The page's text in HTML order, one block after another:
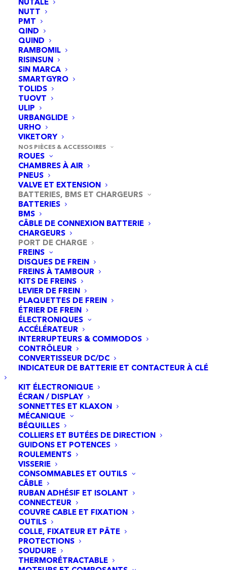
NUTT
PMT
QIND
QUIND
RAMBOMIL
RISINSUN
SIN MARCA
SMARTGYRO
TOLIDS
TUOVT
ULIP
URBANGLIDE
URHO
VIKETORY
NOS PIÈCES & ACCESSOIRES
ROUES
CHAMBRES À AIR
PNEUS
VALVE ET EXTENSION
BATTERIES, BMS ET CHARGEURS
BATTERIES
BMS
CÂBLE DE CONNEXION BATTERIE
CHARGEURS
PORT DE CHARGE
FREINS
DISQUES DE FREIN
FREINS À TAMBOUR
KITS DE FREINS
LEVIER DE FREIN
PLAQUETTES DE FREIN
ÉTRIER DE FREIN
ÉLECTRONIQUES
ACCÉLÉRATEUR
INTERRUPTEURS & COMMODOS
CONTRÔLEUR
CONVERTISSEUR DC/DC
INDICATEUR DE BATTERIE ET CONTACTEUR À CLÉ
KIT ÉLECTRONIQUE
ÉCRAN / DISPLAY
SONNETTES ET KLAXON
MÉCANIQUE
BÉQUILLES
COLLIERS ET BUTÉES DE DIRECTION
GUIDONS ET POTENCES
ROULEMENTS
VISSERIE
CONSOMMABLES ET OUTILS
CÂBLE
RUBAN ADHÉSIF ET ISOLANT
CONNECTEUR
COUVRE CABLE ET FIXATION
OUTILS
COLLE, FIXATEUR ET PÂTE
PROTECTIONS
SOUDURE
THERMORÉTRACTABLE
Base de port de charge Xiaomi Mi4 Pro Plus
AJOUTER AU PANIER
Base de port de charge Xiaomi Mi5 [ORIGINAL]
Base de port de charge Xiaomi Mi5 Max [ORIGINAL]
24,95